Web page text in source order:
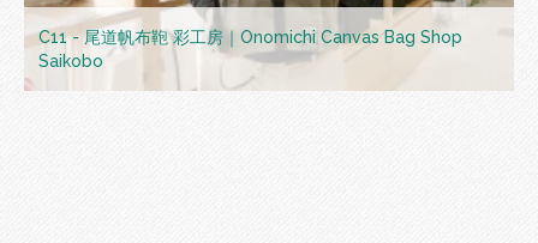
C11 - 尾道帆布鞄 彩工房｜Onomichi Canvas Bag Shop
Saikobo